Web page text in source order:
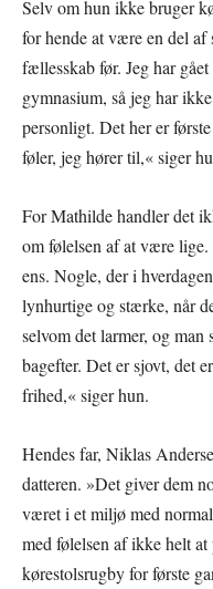
Selv om hun ikke bruger
for hende at være en del af
fællesskab før. Jeg har
gymnasium, så jeg har
personligt. Det her er
føler, jeg hører til,« siger
For Mathilde handler det
om følelsen af at være
ens. Nogle, der i
lynhurtige og stærke, når
selvom det larmer, og
bagefter. Det er sjovt, det
frihed,« siger hun.
Hendes far, Niklas
datteren. »Det giver dem
været i et miljø med
med følelsen af ikke helt at
kørestolsrugby for første